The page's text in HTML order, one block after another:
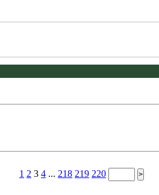
1 2 3 4 ... 218 219 220